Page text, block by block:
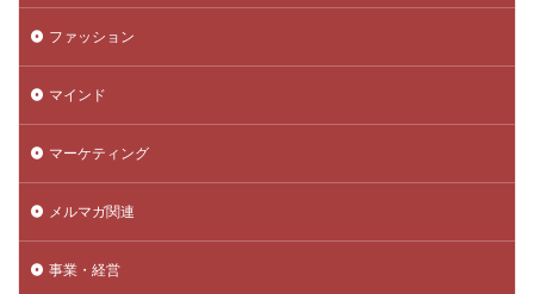
ファッション
マインド
マーケティング
メルマガ関連
事業・経営